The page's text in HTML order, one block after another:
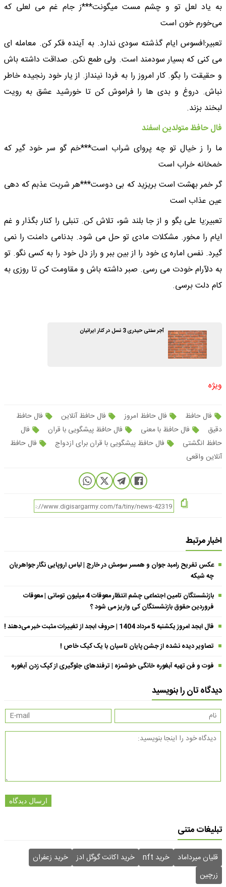
به یاد لعل تو و چشم مست میگونت***ز جام غم می لعلی که
می‌خورم خون است
تعبیر:افسوس ایام گذشته سودی ندارد. به آینده فکر کن. معامله ای
می کنی که بسیار سودمند است. ولی طمع نکن. صداقت داشته باش
و حقیقت را بگو. کار امروز را به فردا نینداز. از یار خود رنجیده خاطر
نباش. دروغ و بدی ها را فراموش کن تا خورشید عشق به رویت
لبخند بزند.
فال حافظ متولدین اسفند
ما را ز خیال تو چه پروای شراب است***خم گو سر خود گیر که
خمخانه خراب است
گر خمر بهشت است بریزید که بی دوست***هر شربت عذبم که دهی
عین عذاب است
تعبیر:یا علی بگو و از جا بلند شو، تلاش کن. تنبلی را کنار بگذار و غم
ایام را مخور. مشکلات مادی تو حل می شود. بدنامی دامنت را نمی
گیرد. نفس اماره ی خود را از بین ببر و راز دل خود را به کسی نگو. تو
به دلآرام خودت می رسی. صبر داشته باش و مقاومت کن تا روزی به
کام دلت برسی.
آجر سنتی حیدری 3 نسل در کنار ایرانیان
ویژه
فال حافظ فال حافظ امروز فال حافظ آنلاین
فال حافظ
دقیق
فال حافظ با معنی فال حافظ پیشگویی با قران
فال
حافظ انگشتی
فال حافظ پیشگویی با قران برای ازدواج
فال حافظ
آنلاین واقعی
اخبار مرتبط
عکس تفریح رامبد جوان و همسر سومش در خارج | لباس اروپایی نگار جواهریان
چه شیکه
بازنشستگان تامین اجتماعی چشم انتظار معوقات 4 میلیون تومانی | معوقات
فروردین حقوق بازنشستگان کی واریز می شود ؟
فال ابجد امروز یکشنبه 5 مرداد 1404 | حروف ابجد از تغییرات مثبت خبر می‌دهند !
تصاویر دیده نشده از جشن پایان تاسیان با یک کیک خاص !
فوت و فن تهیه آبغوره خانگی خوشمزه | ترفندهای جلوگیری از کپک زدن آبغوره
دیدگاه تان را بنویسید
ارسال دیدگاه
تبلیغات متنی
قلیان میرداماد خرید nft خرید اکانت گوگل ادز
خرید زعفران
زرچین